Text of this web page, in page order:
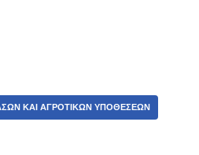
ΚΑΙ ΑΓΡΟΤΙΚΏΝ ΥΠΟΘΈΣΕΩΝ